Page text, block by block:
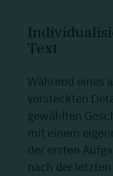
Text
Während eines
versteckten
gewählten
mit einem
der ersten
nach der